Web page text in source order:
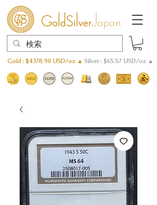
Gold : $4378.90 USD/oz ▲ Silver : $65.57 USD/oz ▲